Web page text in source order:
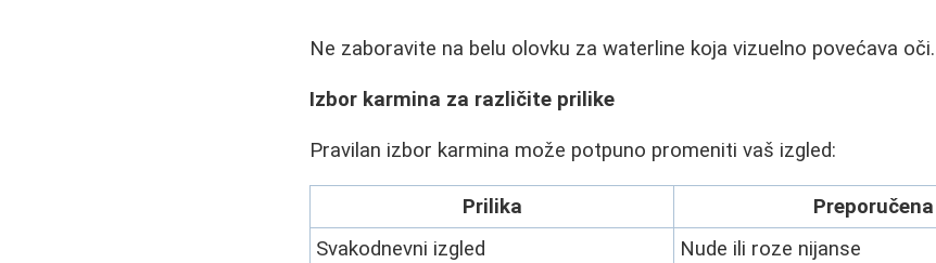
Ne zaboravite na belu olovku za waterline koja vizuelno povećava oči.
Izbor karmina za različite prilike
Pravilan izbor karmina može potpuno promeniti vaš izgled:
Prilika
Svakodnevni izgled
Nude ili roze nijanse